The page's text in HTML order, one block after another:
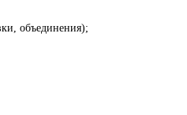
объединения);